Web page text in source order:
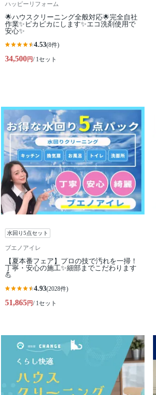
ハッピーリフォーム
🌟ハウスクリーニング全般対応🌟完全自社
作業✨️ピカピカにします✨️エコ洗剤使用で
安心✨
4.53(8件)
34,500円/ 1セット
水回り5点セット
ブエノアイレ
【夏本番フェア】プロの技で汚れを一掃！
丁寧・安心の施工✨細部までこだわります
💪
4.93(2028件)
51,865円/ 1セット